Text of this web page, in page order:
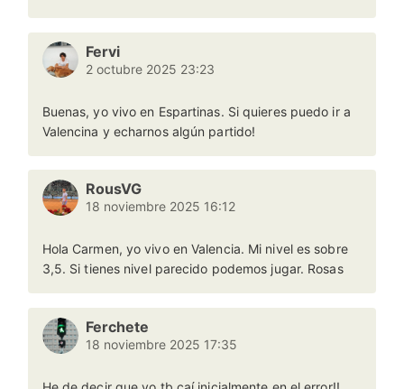
Fervi
2 octubre 2025 23:23
Buenas, yo vivo en Espartinas. Si quieres puedo ir a
Valencina y echarnos algún partido!
RousVG
18 noviembre 2025 16:12
Hola Carmen, yo vivo en Valencia. Mi nivel es sobre
3,5. Si tienes nivel parecido podemos jugar. Rosas
Ferchete
18 noviembre 2025 17:35